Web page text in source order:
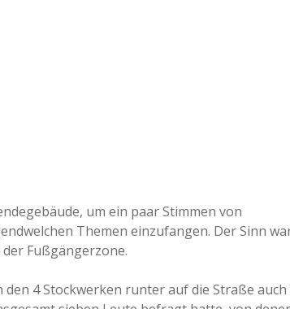
um ein paar Stimmen von
Themen einzufangen. Der Sinn
Fußgängerzone.
4 Stockwerken runter auf die Straße auch